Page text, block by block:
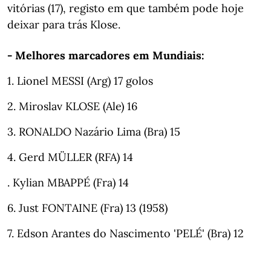
vitórias (17), registo em que também pode hoje
deixar para trás Klose.
- Melhores marcadores em Mundiais:
1. Lionel MESSI (Arg) 17 golos
2. Miroslav KLOSE (Ale) 16
3. RONALDO Nazário Lima (Bra) 15
4. Gerd MÜLLER (RFA) 14
. Kylian MBAPPÉ (Fra) 14
6. Just FONTAINE (Fra) 13 (1958)
7. Edson Arantes do Nascimento 'PELÉ' (Bra) 12